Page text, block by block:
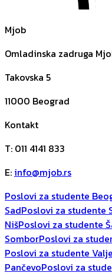
Mjob
Omladinska zadruga
Takovska 5
11000 Beograd
Kontakt
T: 011 4141 833
E: info@mjob.rs
Poslovi za studente
SadPoslovi za studente
NišPoslovi za studente
SomborPoslovi za
Poslovi za studente
PančevoPoslovi za